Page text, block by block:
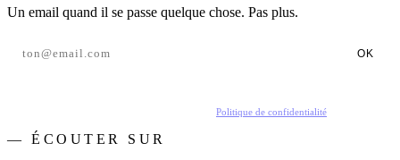
Un email quand il se passe quelque chose. Pas plus.
OK
Politique de confidentialité
— ÉCOUTER SUR